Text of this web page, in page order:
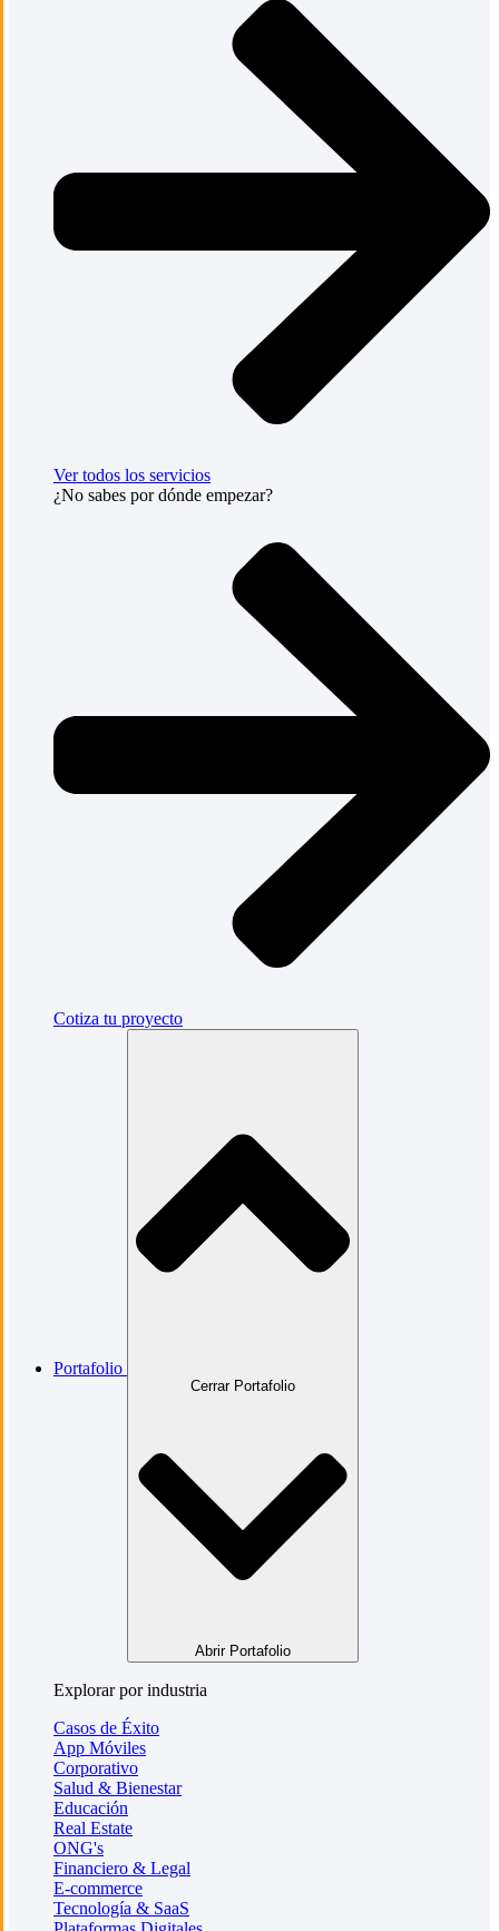
Ver todos los servicios
¿No sabes por dónde empezar?
Cotiza tu proyecto
Portafolio
Cerrar Portafolio
Abrir Portafolio
Explorar por industria
Casos de Éxito
App Móviles
Corporativo
Salud & Bienestar
Educación
Real Estate
ONG's
Financiero & Legal
E-commerce
Tecnología & SaaS